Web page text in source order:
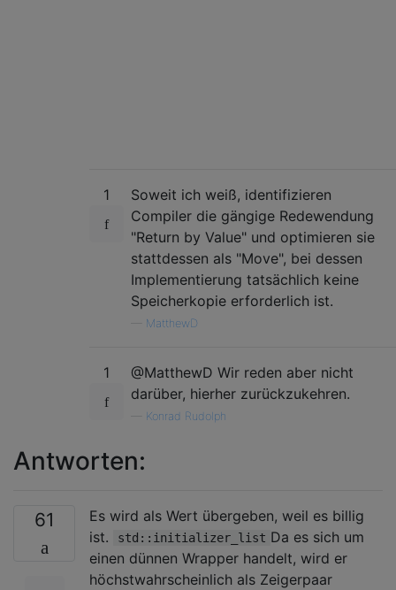
1
Soweit ich weiß, identifizieren
Compiler die gängige Redewendung
"Return by Value" und optimieren sie
stattdessen als "Move", bei dessen
Implementierung tatsächlich keine
Speicherkopie erforderlich ist.
MatthewD
1
@MatthewD Wir reden aber nicht
darüber, hierher zurückzukehren.
Konrad Rudolph
Antworten:
61
Es wird als Wert übergeben, weil es billig
ist.
std::initializer_list Da es sich um
einen dünnen Wrapper handelt, wird er
höchstwahrscheinlich als Zeigerpaar